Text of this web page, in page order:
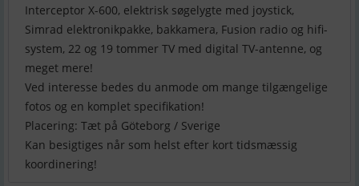
Interceptor X-600, elektrisk søgelygte med joystick,
Simrad elektronikpakke, bakkamera, Fusion radio og hifi-
system, 22 og 19 tommer TV med digital TV-antenne, og
meget mere!
Ved interesse bedes du anmode om mange tilgængelige
fotos og en komplet specifikation!
Placering: Tæt på Göteborg / Sverige
Kan besigtiges når som helst efter kort tidsmæssig
koordinering!